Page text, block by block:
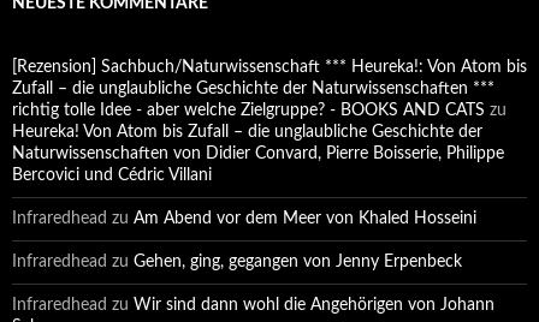
NEUESTE KOMMENTARE
[Rezension] Sachbuch/Naturwissenschaft *** Heureka!: Von Atom bis
Zufall – die unglaubliche Geschichte der Naturwissenschaften ***
richtig tolle Idee - aber welche Zielgruppe? - BOOKS AND CATS zu
Heureka! Von Atom bis Zufall – die unglaubliche Geschichte der
Naturwissenschaften von Didier Convard, Pierre Boisserie, Philippe
Bercovici und Cédric Villani
Infraredhead zu Am Abend vor dem Meer von Khaled Hosseini
Infraredhead zu Gehen, ging, gegangen von Jenny Erpenbeck
Infraredhead zu Wir sind dann wohl die Angehörigen von Johann